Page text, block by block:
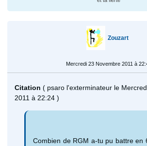
Zouzart
Mercredi 23 Novembre 2011 à
Citation ( psaro l'exterminateur le
2011 à 22:24 )
Combien de RGM a-tu pu battre en